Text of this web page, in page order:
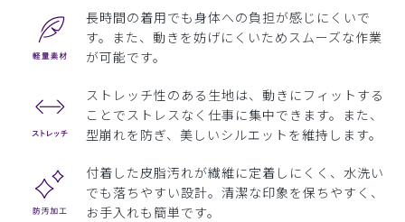
長時間の着用でも身体への負担が感じにくいで
す。また、動きを妨げにくいためスムーズな作業
が可能です。
ストレッチ性のある生地は、動きにフィットする
ことでストレスなく仕事に集中できます。また、
型崩れを防ぎ、美しいシルエットを維持します。
付着した皮脂汚れが繊維に定着しにくく、水洗い
でも落ちやすい設計。清潔な印象を保ちやすく、
お手入れも簡単です。